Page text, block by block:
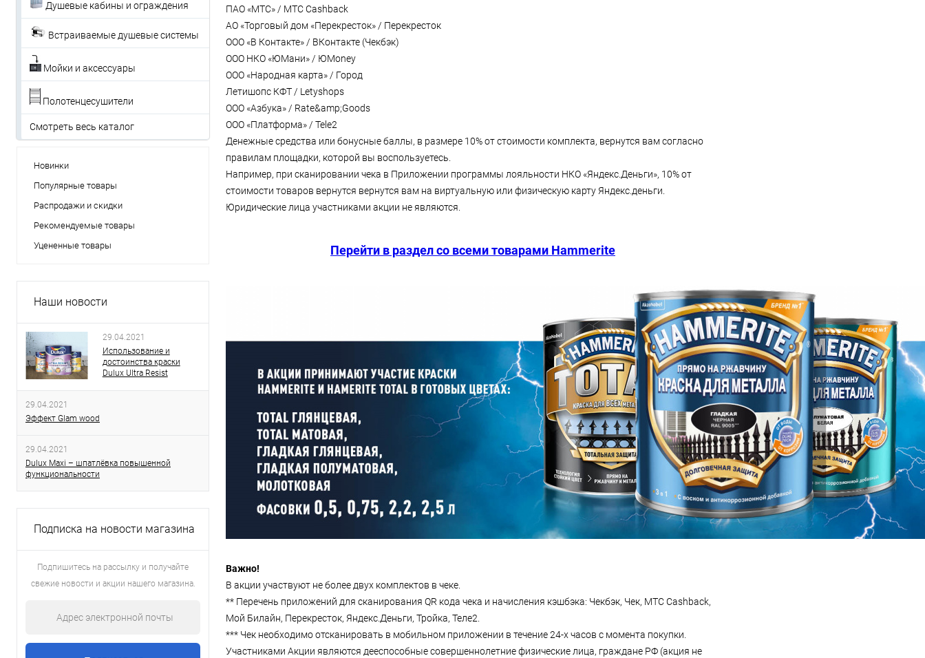
Душевые кабины и ограждения
Встраиваемые душевые системы
Мойки и аксессуары
Полотенцесушители
Смотреть весь каталог
Новинки
Популярные товары
Распродажи и скидки
Рекомендуемые товары
Уцененные товары
Наши новости
29.04.2021
Использование и
достоинства краски
Dulux Ultra Resist
29.04.2021
Эффект Glam wood
29.04.2021
Dulux Maxi – шпатлёвка повышенной
функциональности
Подписка на новости магазина
Подпишитесь на рассылку и получайте
свежие новости и акции нашего магазина.
ПАО «МТС» / МТС Cashback
АО «Торговый дом «Перекресток» / Перекресток
ООО «В Контакте» / ВКонтакте (Чекбэк)
ООО НКО «ЮМани» / ЮMoney
ООО «Народная карта» / Город
Летишопс КФТ / Letyshops
ООО «Азбука» / Rate&amp;Goods
ООО «Платформа» / Tele2
Денежные средства или бонусные баллы, в размере 10% от стоимости комплекта, вернутся вам согласно
правилам площадки, которой вы воспользуетесь.
Например, при сканировании чека в Приложении программы лояльности НКО «Яндекс.Деньги», 10% от
стоимости товаров вернутся вернутся вам на виртуальную или физическую карту Яндекс.деньги.
Юридические лица участниками акции не являются.
Перейти в раздел со всеми товарами Hammerite
Важно!
В акции участвуют не более двух комплектов в чеке.
** Перечень приложений для сканирования QR кода чека и начисления кэшбэка: Чекбэк, Чек, МТС Cashback,
Мой Билайн, Перекресток, Яндекс.Деньги, Тройка, Теле2.
*** Чек необходимо отсканировать в мобильном приложении в течение 24-х часов с момента покупки.
Участниками Акции являются дееспособные совершеннолетние физические лица, граждане РФ (акция не